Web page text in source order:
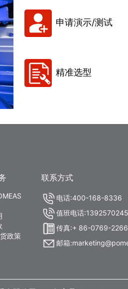
申请演示/测试
精准选型
政策
联系方式
电话:400-168-8336
值班电话
传真:+ 86-0769-
邮箱